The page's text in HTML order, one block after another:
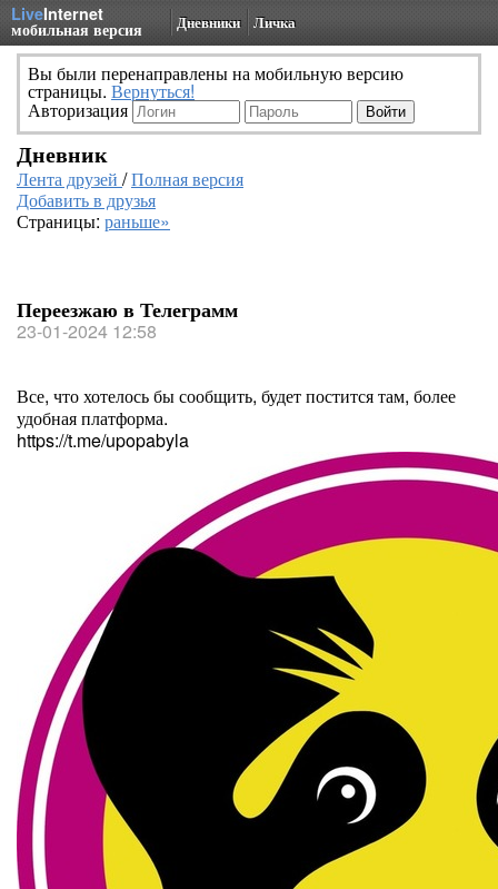
LiveInternet
мобильная версия Дневники Личка
Вы были перенаправлены на мобильную версию
страницы. Вернуться!
Авторизация
Дневник
Лента друзей /Полная версия
Добавить в друзья
Страницы: раньше»
Переезжаю в Телеграмм
23-01-2024 12:58
Все, что хотелось бы сообщить, будет постится там, более
удобная платформа.
https://t.me/upopabyla